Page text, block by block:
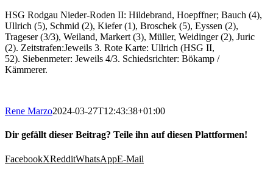
HSG Rodgau Nieder-Roden II: Hildebrand, Hoepffner; Bauch (4),
Ullrich (5), Schmid (2), Kiefer (1), Broschek (5), Eyssen (2),
Trageser (3/3), Weiland, Markert (3), Müller, Weidinger (2), Juric
(2). Zeitstrafen:Jeweils 3. Rote Karte: Ullrich (HSG II,
52). Siebenmeter: Jeweils 4/3. Schiedsrichter: Bökamp /
Kämmerer.
Rene Marzo2024-03-27T12:43:38+01:00
Dir gefällt dieser Beitrag? Teile ihn auf diesen Plattformen!
FacebookXRedditWhatsAppE-Mail